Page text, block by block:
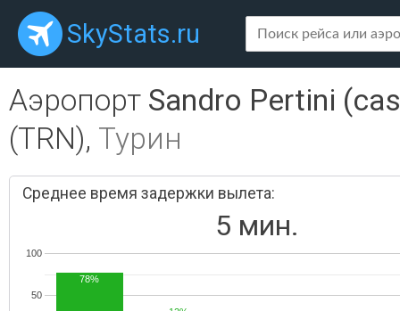
SkyStats.ru
Аэропорт Sandro Pertini
(TRN), Турин
Среднее время задержки вылета:
5 мин.
50
100
78%